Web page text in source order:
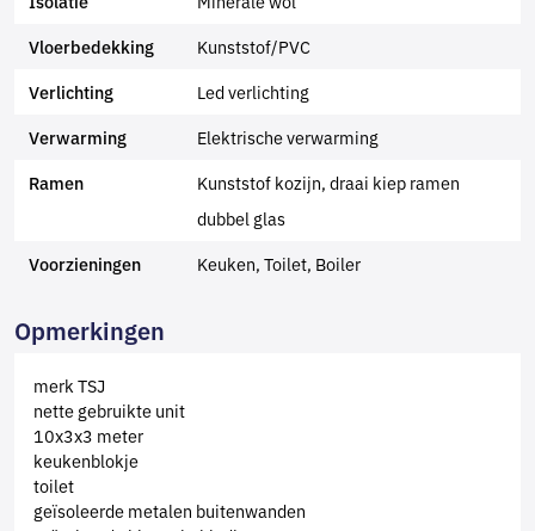
Vloerbedekking Kunststof/PVC
Verlichting Led verlichting
Verwarming Elektrische verwarming
Ramen
Kunststof kozijn, draai kiep ramen
dubbel glas
Voorzieningen Keuken, Toilet, Boiler
Opmerkingen
merk TSJ
nette gebruikte unit
10x3x3 meter
keukenblokje
toilet
geïsoleerde metalen buitenwanden